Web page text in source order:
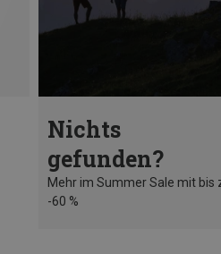
Nichts
gefunden?
Mehr im Summer Sale mit bis
-60 %